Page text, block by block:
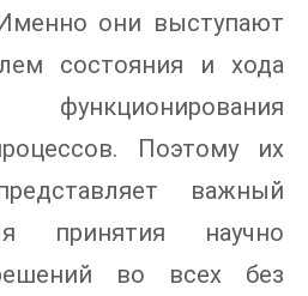
они выступают
состояния и хода
Поэтому их
важный
принятия научно
во всех без